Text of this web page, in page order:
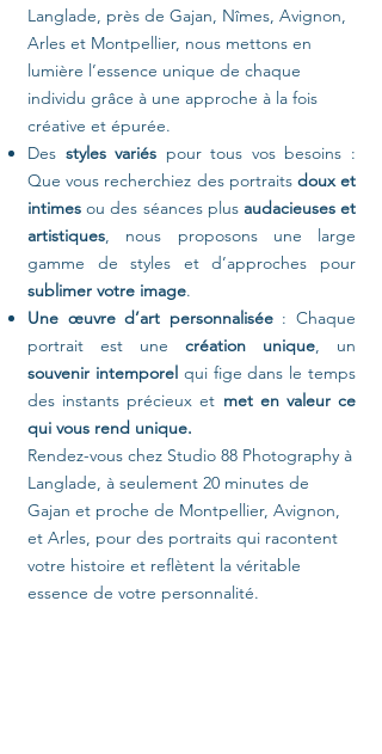
Langlade, près de Gajan, Nîmes, Avignon,
Arles et Montpellier, nous mettons en
lumière l’essence unique de chaque
individu grâce à une approche à la fois
créative et épurée.
Des styles variés pour tous vos besoins :
Que vous recherchiez des portraits doux et
intimes ou des séances plus audacieuses et
artistiques, nous proposons une large
gamme de styles et d’approches pour
sublimer votre image.
Une œuvre d’art personnalisée: Chaque
portrait est une création unique, un
souvenir intemporelqui fige dans le temps
des instants précieux et met en valeur ce
qui vous rend unique.
Rendez-vous chez Studio 88 Photography à
Langlade, à seulement 20 minutes de
Gajan et proche de Montpellier, Avignon,
et Arles, pour des portraits qui racontent
votre histoire et reflètent la véritable
essence de votre personnalité.